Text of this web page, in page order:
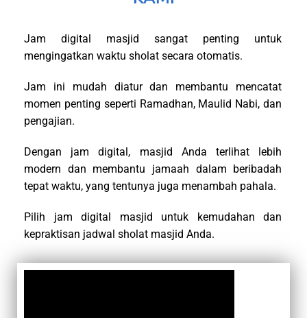
Jam digital masjid sangat penting untuk
mengingatkan waktu sholat secara otomatis.
Jam ini mudah diatur dan membantu mencatat
momen penting seperti Ramadhan, Maulid Nabi, dan
pengajian.
Dengan jam digital, masjid Anda terlihat lebih
modern dan membantu jamaah dalam beribadah
tepat waktu, yang tentunya juga menambah pahala.
Pilih jam digital masjid untuk kemudahan dan
kepraktisan jadwal sholat masjid Anda.